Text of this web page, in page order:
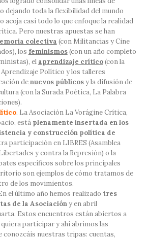
dejando toda la flexibilidad del mundo
acoja casi todo lo que enfoque la realidad
Pero nuestras apuestas se han
colectiva (con Militancias y Cine
los feminismos(con un año completo
el aprendizaje crítico(con la
Político y los talleres
denuevos públicosy la difusión de
(con la Surada Poética, La Palabra
. La Asociación La Vorágine Crítica,
está plenamente insertada en los
y construcción política de
participación en LIBRES (Asamblea
y contra la Represión) o la
específicos sobre los principales
son ejemplos de cómo tratamos de
de los movimientos.
el último año hemos realizado tres
de la Asociacióny en abril
Estos encuentros están abiertos a
participar y ahí abrimos las
conozcáis nuestras tripas: cuentas,